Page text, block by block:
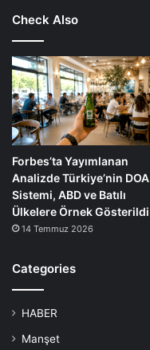
Check Also
Forbes’ta Yayımlanan
Analizde Türkiye’nin DOA
Sistemi, ABD ve Batılı
Ülkelere Örnek Gösterildi
14 Temmuz 2026
Categories
HABER
Manşet